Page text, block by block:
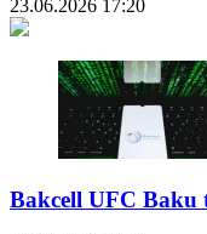
23.06.2026 17:20
Bakcell UFC Baku